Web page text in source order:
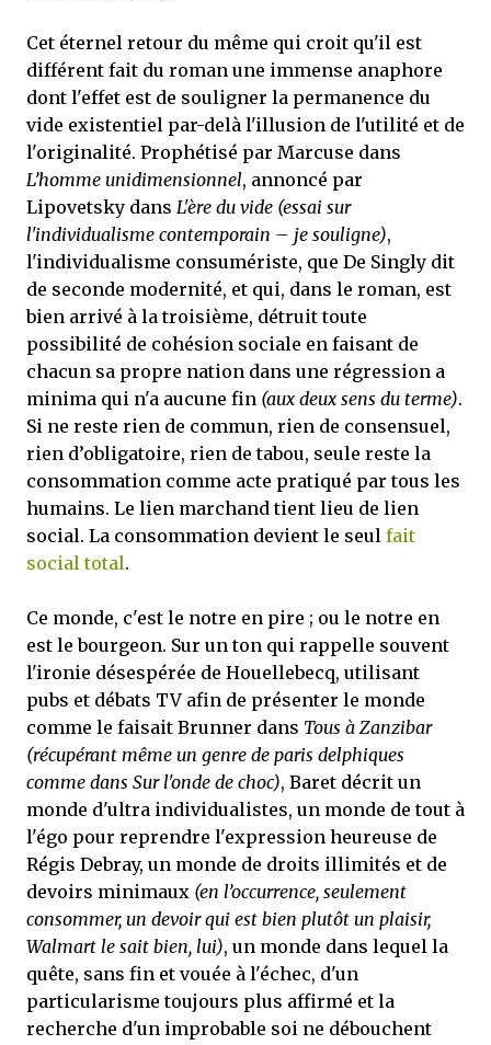
Cet éternel retour du même qui croit qu'il est
différent fait du roman une immense anaphore
dont l'effet est de souligner la permanence du
vide existentiel par-delà l'illusion de l'utilité et de
l'originalité. Prophétisé par Marcuse dans
L’homme unidimensionnel, annoncé par
Lipovetsky dans L'ère du vide (essai sur
l'individualisme contemporain – je souligne),
l'individualisme consumériste, que De Singly dit
de seconde modernité, et qui, dans le roman, est
bien arrivé à la troisième, détruit toute
possibilité de cohésion sociale en faisant de
chacun sa propre nation dans une régression a
minima qui n'a aucune fin (aux deux sens du terme).
Si ne reste rien de commun, rien de consensuel,
rien d’obligatoire, rien de tabou, seule reste la
consommation comme acte pratiqué par tous les
humains. Le lien marchand tient lieu de lien
social. La consommation devient le seul fait
social total.
Ce monde, c'est le notre en pire ; ou le notre en
est le bourgeon. Sur un ton qui rappelle souvent
l'ironie désespérée de Houellebecq, utilisant
pubs et débats TV afin de présenter le monde
comme le faisait Brunner dans Tous à Zanzibar
(récupérant même un genre de paris delphiques
comme dans Sur l'onde de choc), Baret décrit un
monde d'ultra individualistes, un monde de tout à
l'égo pour reprendre l'expression heureuse de
Régis Debray, un monde de droits illimités et de
devoirs minimaux (en l’occurrence, seulement
consommer, un devoir qui est bien plutôt un plaisir,
Walmart le sait bien, lui), un monde dans lequel la
quête, sans fin et vouée à l'échec, d'un
particularisme toujours plus affirmé et la
recherche d'un improbable soi ne débouchent